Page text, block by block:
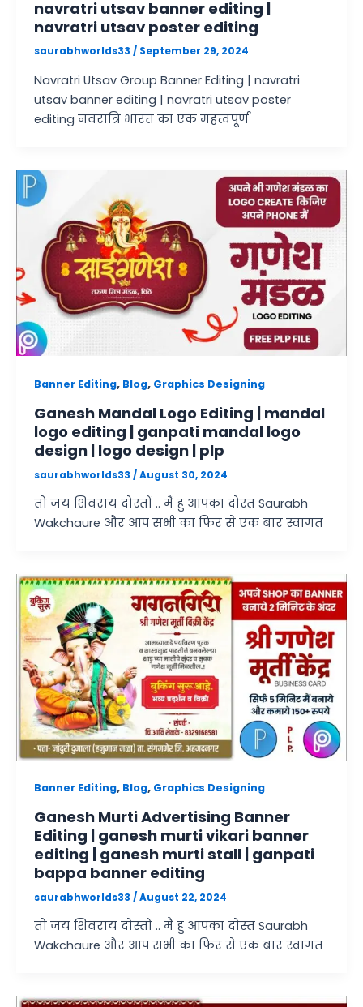
navratri utsav banner editing |
navratri utsav poster editing
saurabhworlds33 / September 29, 2024
Navratri Utsav Group Banner Editing | navratri
utsav banner editing | navratri utsav poster
editing नवरात्रि भारत का एक महत्वपूर्ण
Banner Editing, Blog, Graphics Designing
Ganesh Mandal Logo Editing | mandal
logo editing | ganpati mandal logo
design | logo design | plp
saurabhworlds33 /August 30, 2024
तो जय शिवराय दोस्तों .. मैं हु आपका दोस्त Saurabh
Wakchaure और आप सभी का फिर से एक बार स्वागत
Banner Editing, Blog, Graphics Designing
Ganesh Murti Advertising Banner
Editing | ganesh murti vikari banner
editing | ganesh murti stall | ganpati
bappa banner editing
saurabhworlds33 /August 22, 2024
तो जय शिवराय दोस्तों .. मैं हु आपका दोस्त Saurabh
Wakchaure और आप सभी का फिर से एक बार स्वागत